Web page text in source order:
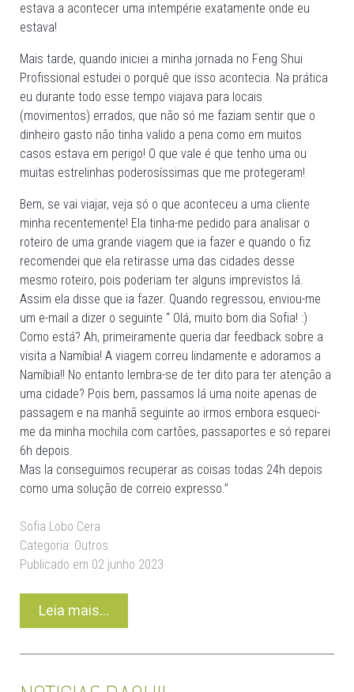
estava a acontecer uma intempérie exatamente onde eu
estava!
Mais tarde, quando iniciei a minha jornada no Feng Shui
Profissional estudei o porquê que isso acontecia. Na prática
eu durante todo esse tempo viajava para locais
(movimentos) errados, que não só me faziam sentir que o
dinheiro gasto não tinha valido a pena como em muitos
casos estava em perigo! O que vale é que tenho uma ou
muitas estrelinhas poderosíssimas que me protegeram!
Bem, se vai viajar, veja só o que aconteceu a uma cliente
minha recentemente! Ela tinha-me pedido para analisar o
roteiro de uma grande viagem que ia fazer e quando o fiz
recomendei que ela retirasse uma das cidades desse
mesmo roteiro, pois poderiam ter alguns imprevistos lá.
Assim ela disse que ia fazer. Quando regressou, enviou-me
um e-mail a dizer o seguinte “ Olá, muito bom dia Sofia! :)
Como está? Ah, primeiramente queria dar feedback sobre a
visita a Namíbia! A viagem correu lindamente e adoramos a
Namíbia!! No entanto lembra-se de ter dito para ter atenção a
uma cidade? Pois bem, passamos lá uma noite apenas de
passagem e na manhã seguinte ao irmos embora esqueci-
me da minha mochila com cartões, passaportes e só reparei
6h depois.
Mas la conseguimos recuperar as coisas todas 24h depois
como uma solução de correio expresso.”
Sofia Lobo Cera
Categoria: Outros
Publicado em 02 junho 2023
Leia mais...